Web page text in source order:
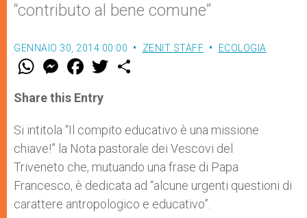
“contributo al bene comune”
GENNAIO 30, 2014 00:00 ZENIT STAFF ECOLOGIA
W
t
s
p
p
M
e
s
e
g
r
F
a
e
b
o
k
w
r
Share this Entry
Si intitola “Il compito educativo è una missione
chiave!” la Nota pastorale dei Vescovi del
Triveneto che, mutuando una frase di Papa
Francesco, è dedicata ad “alcune urgenti questioni di
carattere antropologico e educativo”.